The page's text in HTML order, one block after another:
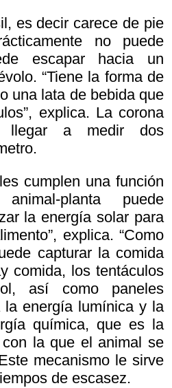
es decir carece de pie
no puede
escapar hacia un
“Tiene la forma de
una lata de bebida que
explica. La corona
llegar a medir dos
cumplen una función
planta puede
la energía solar para
explica. “Como
capturar la comida
comida, los tentáculos
así como paneles
la energía lumínica y la
química, que es la
la que el animal se
mecanismo le sirve
de escasez.